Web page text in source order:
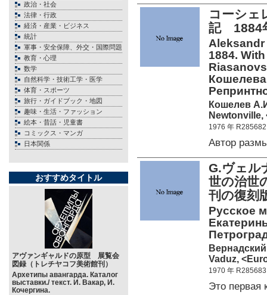
政治・社会
法律・行政
経済・産業・ビジネス
統計
軍事・安全保障、外交・国際問題
教育・心理
数学
自然科学・技術工学・医学
体育・スポーツ
旅行・ガイドブック・地図
趣味・生活・ファッション
絵本・昔話・児童書
コミックス・マンガ
日本関係
おすすめタイトル
アヴァンギャルドの原型 展覧会
図録（トレチヤコフ美術館刊）
Архетипы авангарда. Каталог
выставки./ текст. И. Вакар, И.
Кочергина.
コーシェ
記 1884
Aleksandr
1884.
Кошелев
Newtonville,
1976 年 R285682
Автор
G.ヴェル
世の治世
刊の復刻
Русское
Vaduz,
1970 年 R285683
Это первая